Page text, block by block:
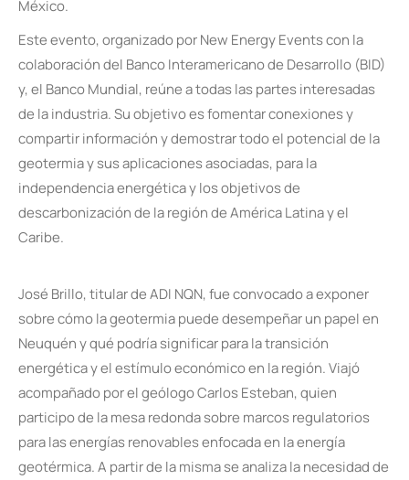
México.
Este evento, organizado por New Energy Events con la
colaboración del Banco Interamericano de Desarrollo (BID)
y, el Banco Mundial, reúne a todas las partes interesadas
de la industria. Su objetivo es fomentar conexiones y
compartir información y demostrar todo el potencial de la
geotermia y sus aplicaciones asociadas, para la
independencia energética y los objetivos de
descarbonización de la región de América Latina y el
Caribe.
José Brillo, titular de ADI NQN, fue convocado a exponer
sobre cómo la geotermia puede desempeñar un papel en
Neuquén y qué podría significar para la transición
energética y el estímulo económico en la región. Viajó
acompañado por el geólogo Carlos Esteban, quien
participo de la mesa redonda sobre marcos regulatorios
para las energías renovables enfocada en la energía
geotérmica. A partir de la misma se analiza la necesidad de